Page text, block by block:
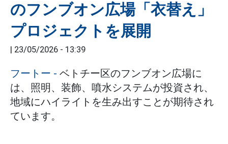
のフンブオン広場「衣替え」
プロジェクトを展開
23/05/2026 - 13:39
フートー - ベトチー区のフンブオン広場に
は、照明、装飾、噴水システムが投資され、
地域にハイライトを生み出すことが期待され
ています。